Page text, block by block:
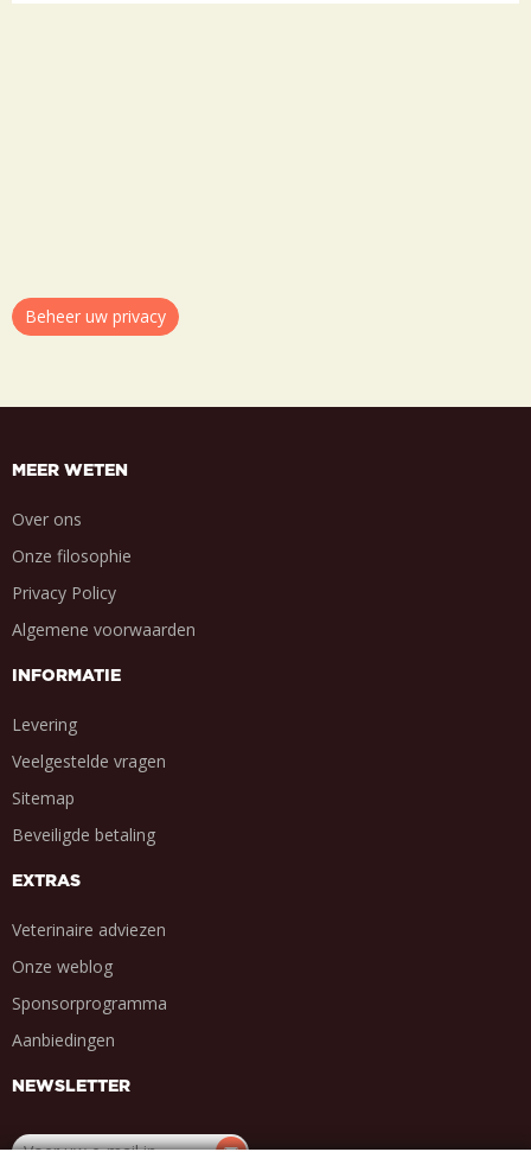
Beheer uw privacy
MEER WETEN
Over ons
Onze filosophie
Privacy Policy
Algemene voorwaarden
INFORMATIE
Levering
Veelgestelde vragen
Sitemap
Beveiligde betaling
EXTRAS
Veterinaire adviezen
Onze weblog
Sponsorprogramma
Aanbiedingen
NEWSLETTER